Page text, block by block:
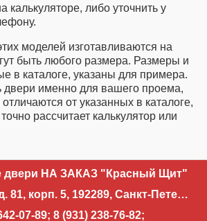
калькуляторе, либо уточнить у
моделей изготавливаются на
быть любого размера. Размеры и
в каталоге, указаны для примера.
двери именно для вашего проема,
от указанных в каталоге,
рассчитает калькулятор или
двери НА ЗАКАЗ "Красный Щит"
Софийская ул., д. 81, корп. 5, 192289, Санкт-Петербург
07-89; 8 (931) 238-76-82;